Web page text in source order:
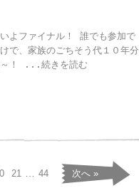
よファイナル！ 誰でも参加で
で、家族のごちそう代１０年分
！
...続きを読む
21 44 次へ »